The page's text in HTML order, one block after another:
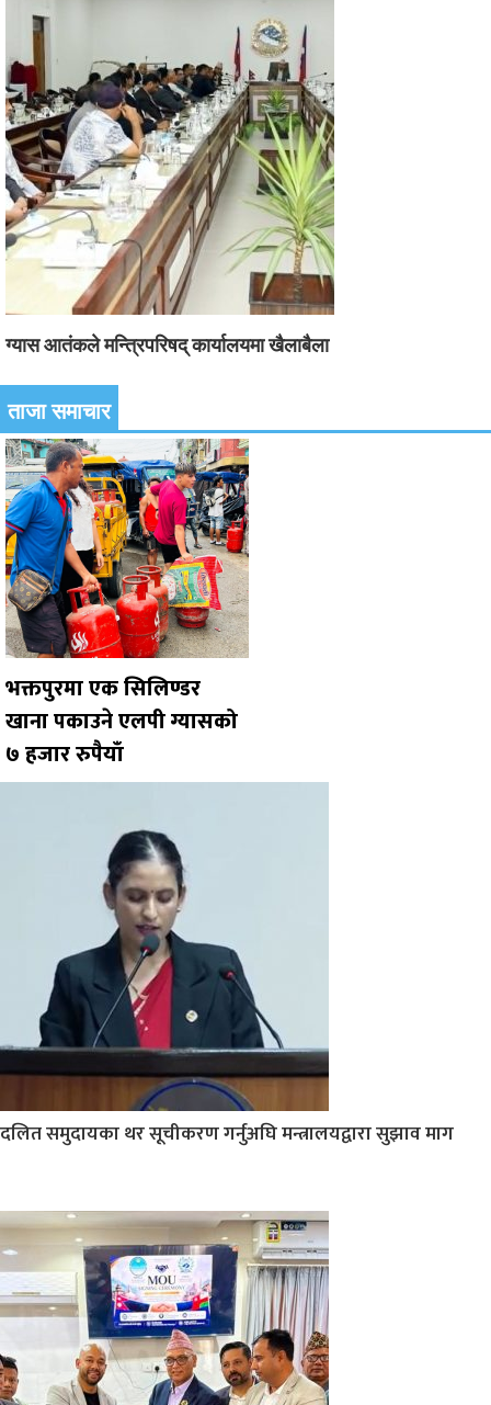
ग्यास आतंकले मन्त्रिपरिषद् कार्यालयमा खैलाबैला
ताजा समाचार
भक्तपुरमा एक सिलिण्डर
खाना पकाउने एलपी ग्यासको
७ हजार रुपैयाँ
दलित समुदायका थर सूचीकरण गर्नुअघि मन्त्रालयद्वारा सुझाव माग